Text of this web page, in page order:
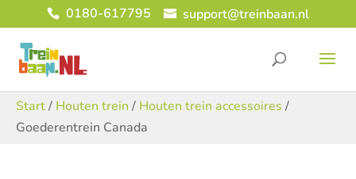
0180-617795 support@treinbaan.nl
Start/ Houten trein / Houten trein accessoires /
Goederentrein Canada